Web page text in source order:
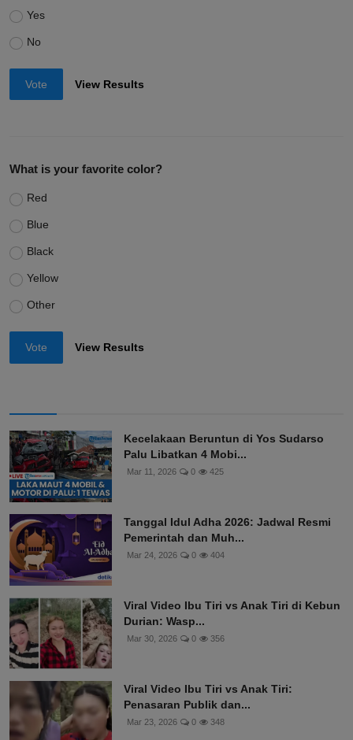
Yes
No
Vote View Results
What is your favorite color?
Red
Blue
Black
Yellow
Other
Vote View Results
Kecelakaan Beruntun di Yos Sudarso
Palu Libatkan 4 Mobi...
Mar 11, 2026 0 425
Tanggal Idul Adha 2026: Jadwal Resmi
Pemerintah dan Muh...
Mar 24, 2026 0 404
Viral Video Ibu Tiri vs Anak Tiri di Kebun
Durian: Wasp...
Mar 30, 2026 0 356
Viral Video Ibu Tiri vs Anak Tiri:
Penasaran Publik dan...
Mar 23, 2026 0 348